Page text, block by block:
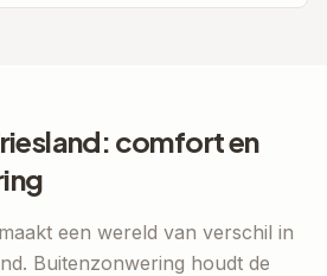
: comfort en
een wereld van verschil in
. Buitenzonwering houdt de